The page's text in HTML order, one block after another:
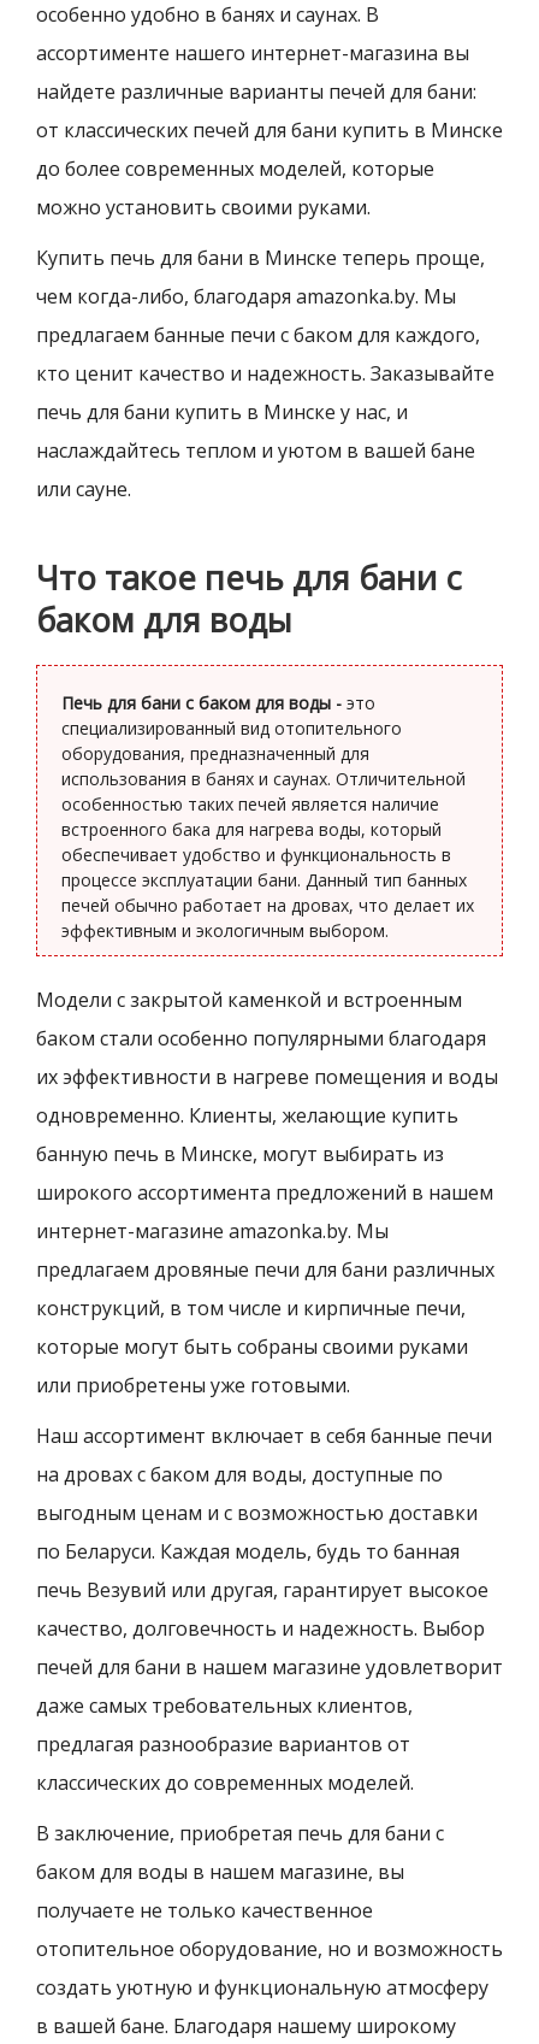
особенно удобно в банях и саунах. В
ассортименте нашего интернет-магазина вы
найдете различные варианты печей для бани:
от классических печей для бани купить в Минске
до более современных моделей, которые
можно установить своими руками.
Купить печь для бани в Минске теперь проще,
чем когда-либо, благодаря amazonka.by. Мы
предлагаем банные печи с баком для каждого,
кто ценит качество и надежность. Заказывайте
печь для бани купить в Минске у нас, и
наслаждайтесь теплом и уютом в вашей бане
или сауне.
Что такое печь для бани с
баком для воды
Печь для бани с баком для воды - это
специализированный вид отопительного
оборудования, предназначенный для
использования в банях и саунах. Отличительной
особенностью таких печей является наличие
встроенного бака для нагрева воды, который
обеспечивает удобство и функциональность в
процессе эксплуатации бани. Данный тип банных
печей обычно работает на дровах, что делает их
эффективным и экологичным выбором.
Модели с закрытой каменкой и встроенным
баком стали особенно популярными благодаря
их эффективности в нагреве помещения и воды
одновременно. Клиенты, желающие купить
банную печь в Минске, могут выбирать из
широкого ассортимента предложений в нашем
интернет-магазине amazonka.by. Мы
предлагаем дровяные печи для бани различных
конструкций, в том числе и кирпичные печи,
которые могут быть собраны своими руками
или приобретены уже готовыми.
Наш ассортимент включает в себя банные печи
на дровах с баком для воды, доступные по
выгодным ценам и с возможностью доставки
по Беларуси. Каждая модель, будь то банная
печь Везувий или другая, гарантирует высокое
качество, долговечность и надежность. Выбор
печей для бани в нашем магазине удовлетворит
даже самых требовательных клиентов,
предлагая разнообразие вариантов от
классических до современных моделей.
В заключение, приобретая печь для бани с
баком для воды в нашем магазине, вы
получаете не только качественное
отопительное оборудование, но и возможность
создать уютную и функциональную атмосферу
в вашей бане. Благодаря нашему широкому